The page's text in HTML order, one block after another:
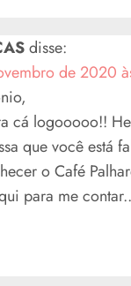
disse:
de 2020
cá logooooo!!
que você está
o Café
para me contar..